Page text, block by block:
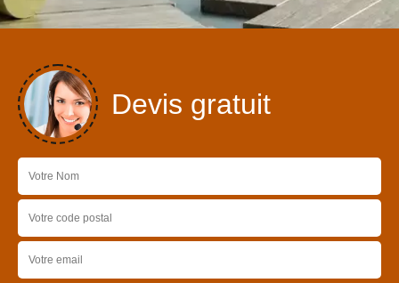
Devis gratuit